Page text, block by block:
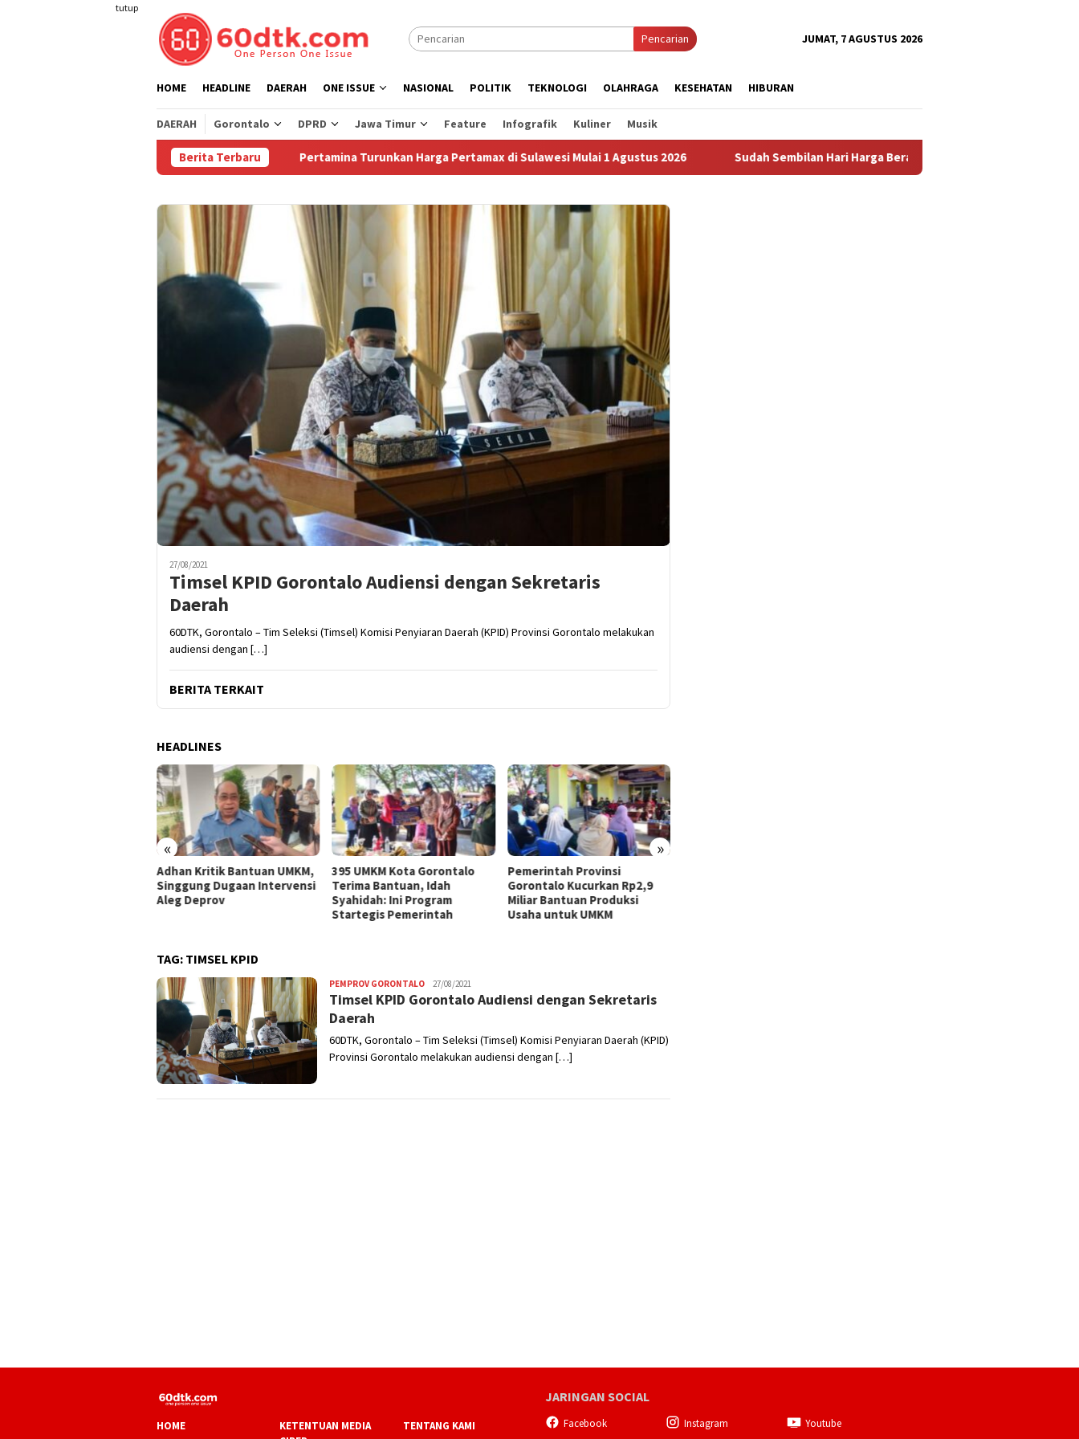
tutup
Pencarian JUMAT, 7 AGUSTUS 2026
HOME HEADLINE DAERAH ONE ISSUE NASIONAL POLITIK TEKNOLOGI OLAHRAGA KESEHATAN HIBURAN
DAERAH Gorontalo DPRD Jawa Timur Feature Infografik Kuliner Musik
Berita TerbaruPertamina Turunkan Harga Pertamax di Sulawesi Mulai 1 Agustus 2026 Sudah Sembilan Hari Harga Beras Gorontalo Termahal di Indonesia,
27/08/2021
Timsel KPID Gorontalo Audiensi dengan Sekretaris
Daerah
60DTK, Gorontalo – Tim Seleksi (Timsel) Komisi Penyiaran Daerah (KPID) Provinsi Gorontalo melakukan
audiensi dengan […]
BERITA TERKAIT
HEADLINES
« »
Adhan Kritik Bantuan UMKM,
Singgung Dugaan Intervensi
Aleg Deprov
395 UMKM Kota Gorontalo
Terima Bantuan, Idah
Syahidah: Ini Program
Startegis Pemerintah
Pemerintah Provinsi
Gorontalo Kucurkan Rp2,9
Miliar Bantuan Produksi
Usaha untuk UMKM
TAG: TIMSEL KPID
PEMPROV GORONTALO Admin
27/08/2021
Timsel KPID Gorontalo Audiensi dengan Sekretaris
Daerah
60DTK, Gorontalo – Tim Seleksi (Timsel) Komisi Penyiaran Daerah (KPID)
Provinsi Gorontalo melakukan audiensi dengan […]
HOME
KETENTUAN MEDIA
TENTANG KAMI
JARINGAN SOCIAL
Facebook Instagram Youtube